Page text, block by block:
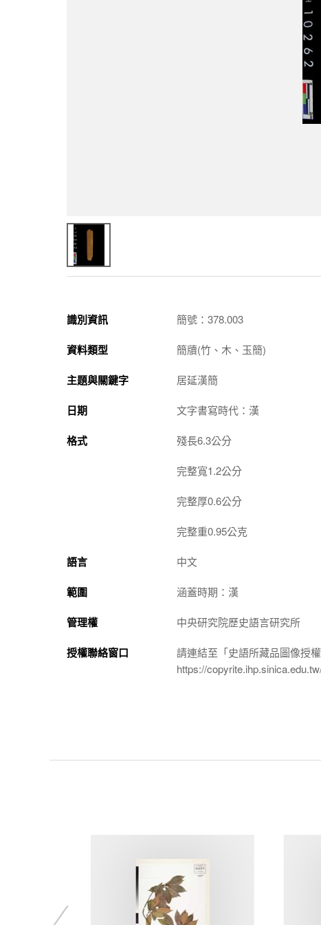
識別資訊 簡號：378.003
資料類型 簡牘(竹、木、玉簡)
主題與關鍵字 居延漢簡
日期 文字書寫時代：漢
格式 殘長6.3公分
完整寬1.2公分
完整厚0.6公分
完整重0.95公克
語言 中文
範圍 涵蓋時期：漢
管理權 中央研究院歷史語言研究所
授權聯絡窗口
請連結至「史語所藏品圖像授
https://